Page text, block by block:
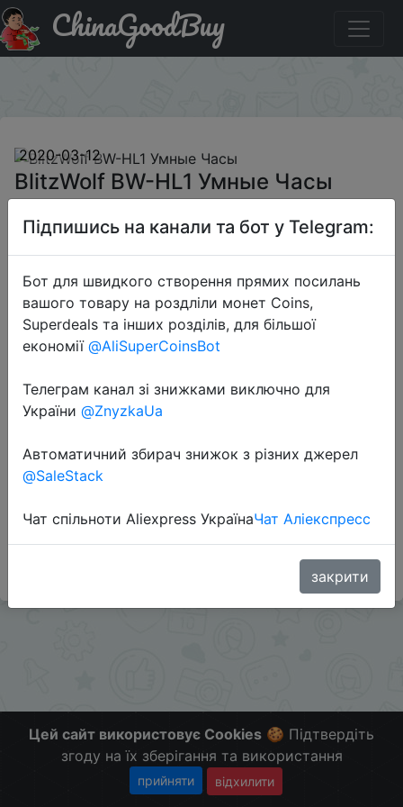
Придбати по знижці BGBWHL1A BlitzWolf BW-HL1 Умные
Часы
ChinaGoodBuy
2020-03-12
BlitzWolf BW-HL1 Умные Часы
$19.99
Промокод:"BGBWHL1A"
Перейти до магазину
Додаткова інформація відсутня.
каналі:
ZnyzhkaUA
Цей сайт використовує Cookies 🍪 Підтвердіть
згоду на їх зберігання та використання
прийняти відхилити
Підпишись на канали та бот у Telegram:
Бот для швидкого створення прямих посилань
вашого товару на роздліли монет Coins,
Superdeals та інших розділів, для більшої
економії @AliSuperCoinsBot
Телеграм канал зі знижками виключно для
України @ZnyzkaUa
Автоматичний збирач знижок з різних джерел
@SaleStack
Чат спільноти Aliexpress УкраїнаЧат Аліекспресс
закрити